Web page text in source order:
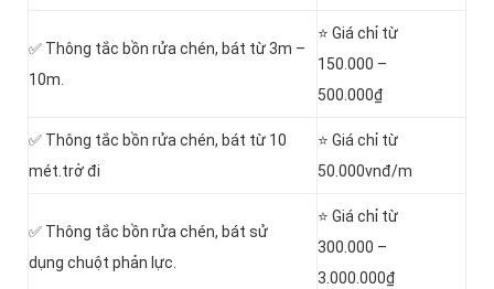
✅ Thông tắc bồn rửa chén, bát từ 3m –
10m.
⭐ Giá chỉ từ
150.000 –
500.000₫
✅ Thông tắc bồn rửa chén, bát từ 10
mét.trở đi
⭐ Giá chỉ từ
50.000vnđ/m
✅ Thông tắc bồn rửa chén, bát sử
dụng chuột phản lực.
⭐ Giá chỉ từ
300.000 –
3.000.000₫